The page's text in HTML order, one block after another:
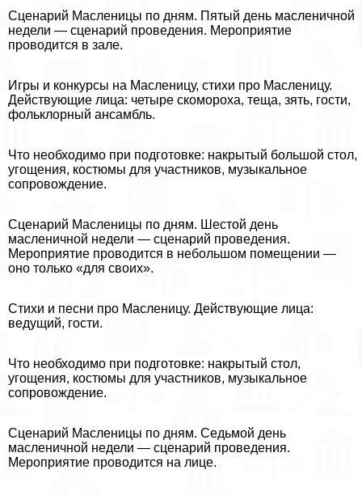
Сценарий Масленицы по дням. Пятый день масленичной
недели — сценарий проведения. Мероприятие
проводится в зале.
Игры и конкурсы на Масленицу, стихи про Масленицу.
Действующие лица: четыре скомороха, теща, зять, гости,
фольклорный ансамбль.
Что необходимо при подготовке: накрытый большой стол,
угощения, костюмы для участников, музыкальное
сопровождение.
Сценарий Масленицы по дням. Шестой день
масленичной недели — сценарий проведения.
Мероприятие проводится в небольшом помещении —
оно только «для своих».
Стихи и песни про Масленицу. Действующие лица:
ведущий, гости.
Что необходимо при подготовке: накрытый стол,
угощения, костюмы для участников, музыкальное
сопровождение.
Сценарий Масленицы по дням. Седьмой день
масленичной недели — сценарий проведения.
Мероприятие проводится на лице.